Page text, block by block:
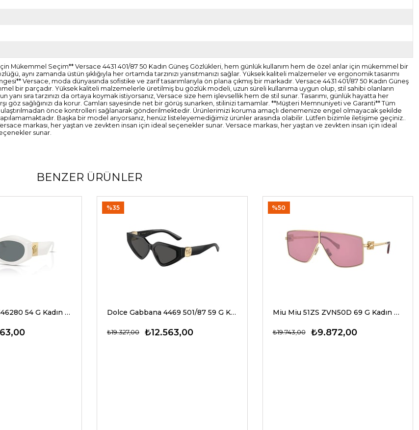
İçin Mükemmel Seçim** Versace 4431 401/87 50 Kadın Güneş Gözlükleri, hem günlük kullanım hem de özel anlar için mükemmel bir
aynı zamanda üstün şıklığıyla her ortamda tarzınızı yansıtmanızı sağlar. Yüksek kaliteli malzemeler ve ergonomik tasarımı
Versace, moda dünyasında sofistike ve zarif tasarımlarıyla ön plana çıkmış bir markadır. Versace 4431 401/87 50 Kadın Güneş
bir parçadır. Yüksek kaliteli malzemelerle üretilmiş bu gözlük modeli, uzun süreli kullanıma uygun olup, stil sahibi olanların
sıra tarzınızı da ortaya koymak istiyorsanız, Versace size hem işlevsellik hem de stil sunar. Tasarımı, günlük hayatta her
göz sağlığınızı da korur. Camları sayesinde net bir görüş sunarken, stilinizi tamamlar. **Müşteri Memnuniyeti ve Garanti** Tüm
ulaştırılmadan önce kontrolleri sağlanarak gönderilmektedir. Ürünlerimizi koruma amaçlı denemenize engel olmayacak şekilde
Başka bir model arıyorsanız, henüz listeleyemediğimiz ürünler arasında olabilir. Lütfen bizimle iletişime geçiniz..
markası, her yaştan ve zevkten insan için ideal seçenekler sunar. Versace markası, her yaştan ve zevkten insan için ideal
sunar.
BENZER ÜRÜNLER
Versace 4466U 546280 54 G Kadın Güneş Gözlükleri Dolce Gabbana 4469 501/87 59 G Kadın Güneş Gözlükleri
₺12.563,00
₺19.327,00
%35
Miu Miu 51ZS ZVN50D 69 G Kadın Güneş Gözlükleri
₺9.872,00
₺19.743,00
%50